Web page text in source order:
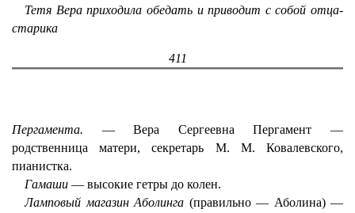
Тетя Вера приходила обедать и приводит с собой отца-
старика
411
Пергаменma. — Вера Сергеевна Пергамент —
родственница матери, секретарь М. М. Ковалевского,
пианистка.
Гамаши — высокие гетры до колен.
Ламповый магазин Аболинга (правильно — Аболина) —